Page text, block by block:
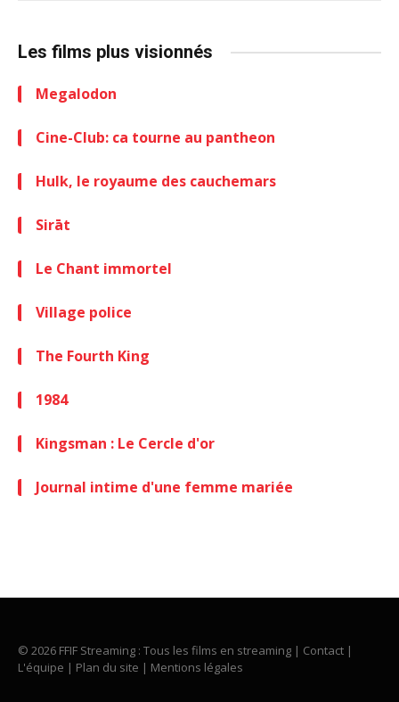
Les films plus visionnés
Megalodon
Cine-Club: ca tourne au pantheon
Hulk, le royaume des cauchemars
Sirāt
Le Chant immortel
Village police
The Fourth King
1984
Kingsman : Le Cercle d'or
Journal intime d'une femme mariée
© 2026 FFIF Streaming : Tous les films en streaming | Contact |
L'équipe | Plan du site | Mentions légales